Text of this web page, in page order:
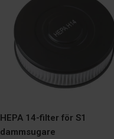
HEPA 14-filter för S1
dammsugare